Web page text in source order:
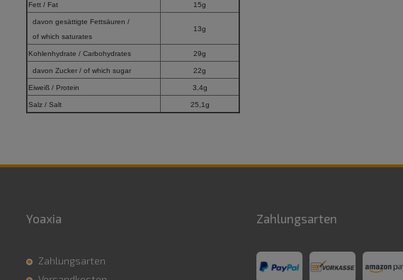
Fett / Fat 15g
davon gesättigte Fettsäuren /
of which saturates
13g
Kohlenhydrate / Carbohydrates 29g
davon Zucker / of which sugar 22g
Eiweiß / Protein 3,4g
Salz / Salt 25,1g
Yoaxia
Zahlungsarten
Zahlungsarten